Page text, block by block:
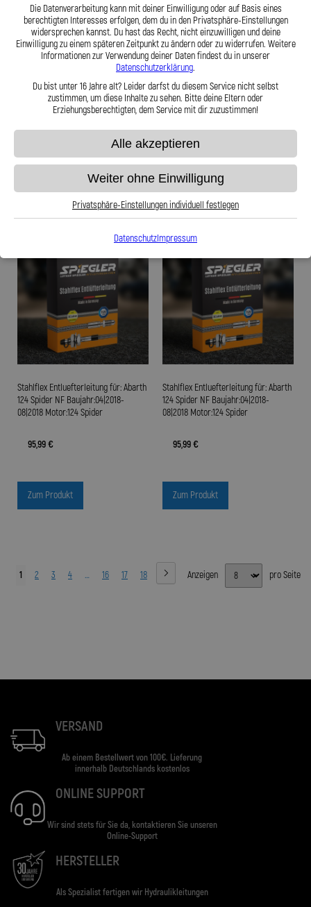
Stahlflex Entluefterleitung für: Abarth
124 Spider NF Baujahr:04|2018-
08|2018 Motor:124 Spider
Stahlflex Entluefterleitung für: Abarth
124 Spider NF Baujahr:04|2018-
08|2018 Motor:124 Spider
Zum Produkt
Stahlflex Entluefterleitung für: Abarth
124 Spider NF Baujahr:04|2018-
08|2018 Motor:124 Spider
95,99 €
Zum Produkt
Stahlflex Entluefterleitung für: Abarth
124 Spider NF Baujahr:04|2018-
08|2018 Motor:124 Spider
95,99 €
Zum Produkt
1 2 3 4 … 16 17 18 Anzeigen pro Seite
VERSAND
Ab einem Bestellwert von 100€. Lieferung
innerhalb Deutschlands kostenlos
ONLINE SUPPORT
Wir sind stets für Sie da, kontaktieren Sie unseren
Online-Support
HERSTELLER
Als Spezialist fertigen wir Hydraulikleitungen
Die Datenverarbeitung kann mit deiner Einwilligung oder auf Basis eines
berechtigten Interesses erfolgen, dem du in den Privatsphäre-Einstellungen
widersprechen kannst. Du hast das Recht, nicht einzuwilligen und deine
Einwilligung zu einem späteren Zeitpunkt zu ändern oder zu widerrufen. Weitere
Informationen zur Verwendung deiner Daten findest du in unserer
Datenschutzerklärung.
Du bist unter 16 Jahre alt? Leider darfst du diesem Service nicht selbst
zustimmen, um diese Inhalte zu sehen. Bitte deine Eltern oder
Erziehungsberechtigten, dem Service mit dir zuzustimmen!
Alle akzeptieren
Weiter ohne Einwilligung
Privatsphäre-Einstellungen individuell festlegen
DatenschutzImpressum